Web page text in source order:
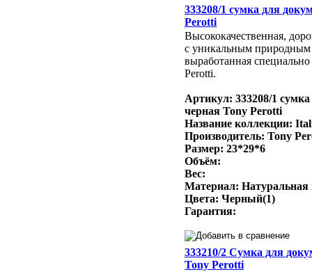
333208/1 сумка для
Perotti
Высококачественная,
с уникальным природным
выработанная
Perotti.
Артикул: 333208/1
черная Tony Perotti
Название коллекции:
Производитель: Tony
Размер: 23*29*6
Объём:
Вес:
Материал: Натуральная
Цвета: Черный(1)
Гарантия:
333210/2 Сумка для
Tony Perotti